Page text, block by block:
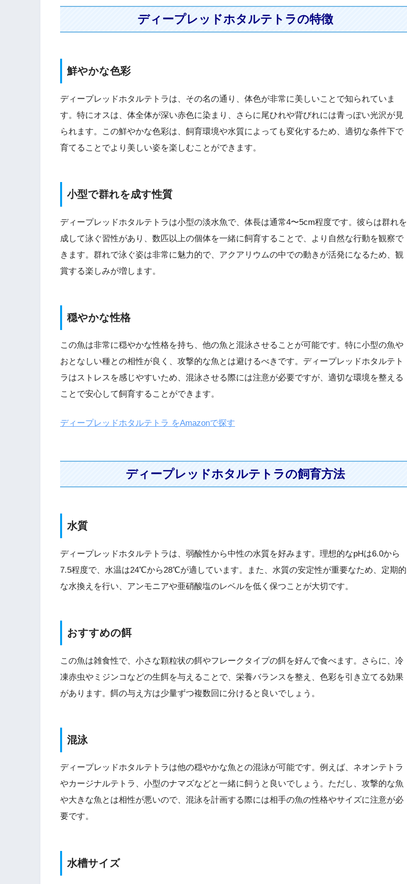
ディープレッドホタルテトラの特徴
鮮やかな色彩
ディープレッドホタルテトラは、その名の通り、体色が非常に美しいことで知られていま
す。特にオスは、体全体が深い赤色に染まり、さらに尾ひれや背びれには青っぽい光沢が見
られます。この鮮やかな色彩は、飼育環境や水質によっても変化するため、適切な条件下で
育てることでより美しい姿を楽しむことができます。
小型で群れを成す性質
ディープレッドホタルテトラは小型の淡水魚で、体長は通常4〜5cm程度です。彼らは群れを
成して泳ぐ習性があり、数匹以上の個体を一緒に飼育することで、より自然な行動を観察で
きます。群れで泳ぐ姿は非常に魅力的で、アクアリウムの中での動きが活発になるため、観
賞する楽しみが増します。
穏やかな性格
この魚は非常に穏やかな性格を持ち、他の魚と混泳させることが可能です。特に小型の魚や
おとなしい種との相性が良く、攻撃的な魚とは避けるべきです。ディープレッドホタルテト
ラはストレスを感じやすいため、混泳させる際には注意が必要ですが、適切な環境を整える
ことで安心して飼育することができます。
ディープレッドホタルテトラ をAmazonで探す
ディープレッドホタルテトラの飼育方法
水質
ディープレッドホタルテトラは、弱酸性から中性の水質を好みます。理想的なpHは6.0から
7.5程度で、水温は24℃から28℃が適しています。また、水質の安定性が重要なため、定期的
な水換えを行い、アンモニアや亜硝酸塩のレベルを低く保つことが大切です。
おすすめの餌
この魚は雑食性で、小さな顆粒状の餌やフレークタイプの餌を好んで食べます。さらに、冷
凍赤虫やミジンコなどの生餌を与えることで、栄養バランスを整え、色彩を引き立てる効果
があります。餌の与え方は少量ずつ複数回に分けると良いでしょう。
混泳
ディープレッドホタルテトラは他の穏やかな魚との混泳が可能です。例えば、ネオンテトラ
やカージナルテトラ、小型のナマズなどと一緒に飼うと良いでしょう。ただし、攻撃的な魚
や大きな魚とは相性が悪いので、混泳を計画する際には相手の魚の性格やサイズに注意が必
要です。
水槽サイズ